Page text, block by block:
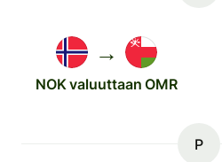
→
NOK valuuttaan OMR
P